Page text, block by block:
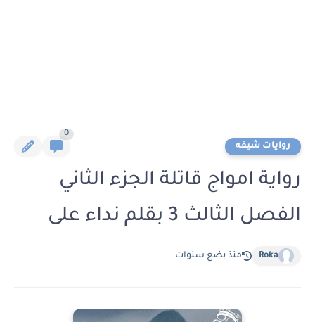
روايات شيقه
0
رواية امواج قاتلة الجزء الثاني
الفصل الثالث 3 بقلم نداء على
Roka منذ بضع سنوات